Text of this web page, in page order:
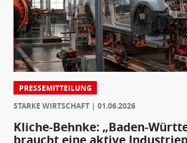
PRESSEMITTEILUNG
STARKE WIRTSCHAFT
01.06.2026
Kliche-Behnke: „Baden-